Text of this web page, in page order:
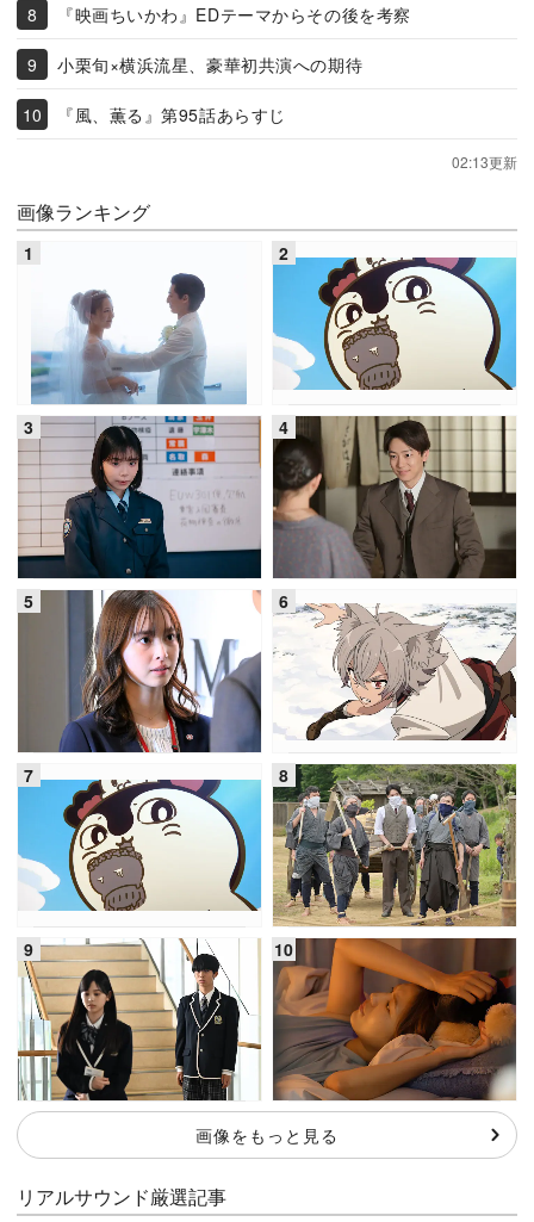
『映画ちいかわ』EDテーマからその後を考察
小栗旬×横浜流星、豪華初共演への期待
『風、薫る』第95話あらすじ
02:13更新
画像ランキング
画像をもっと見る
リアルサウンド厳選記事